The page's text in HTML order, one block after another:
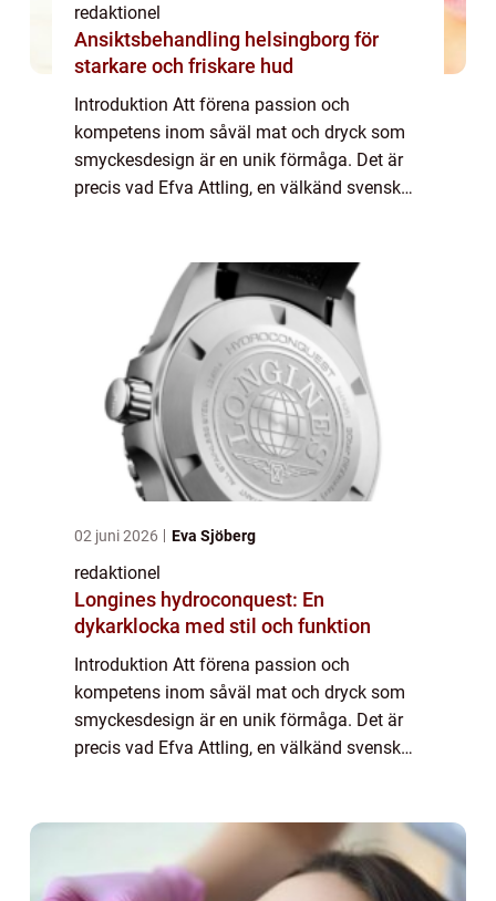
redaktionel
Ansiktsbehandling helsingborg för
starkare och friskare hud
Introduktion Att förena passion och
kompetens inom såväl mat och dryck som
smyckesdesign är en unik förmåga. Det är
precis vad Efva Attling, en välkänd svensk
Attling Smycke...
02 juni 2026 Eva Sjöberg
redaktionel
Longines hydroconquest: En
dykarklocka med stil och funktion
Introduktion Att förena passion och
kompetens inom såväl mat och dryck som
smyckesdesign är en unik förmåga. Det är
precis vad Efva Attling, en välkänd svensk